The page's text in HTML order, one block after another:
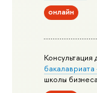
онлайн
Консультация
школы